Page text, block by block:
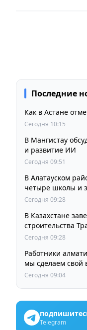
Последние
Как в Астане
Сегодня 10:15
В Мангистау
и развитие ИИ
Сегодня 09:51
В Алатауском
четыре школы и
Сегодня 09:28
В Казахстане
строительства
оптической линии
Сегодня 09:28
Работники
мы сделаем свой
Сегодня 09:04
Telegram